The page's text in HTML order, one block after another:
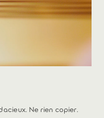
Ne rien copier.